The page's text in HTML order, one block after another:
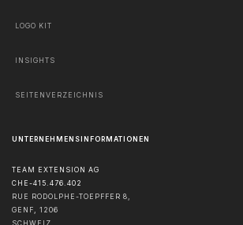
LOGO KIT
INSIGHTS
SEITENVERZEICHNIS
UNTERNEHMENSINFORMATIONEN
TEAM EXTENSION AG
CHE-415.476.402
RUE RODOLPHE-TOEPFFER 8,
GENF, 1206